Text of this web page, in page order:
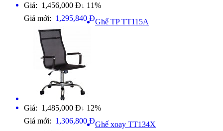
Giá: 1,456,000 Đ ↓ 11%
Giá mới: 1,295,840 ĐGhế TP TT115A
Giá: 1,485,000 Đ ↓ 12%
Giá mới: 1,306,800 ĐGhế xoay TT134X